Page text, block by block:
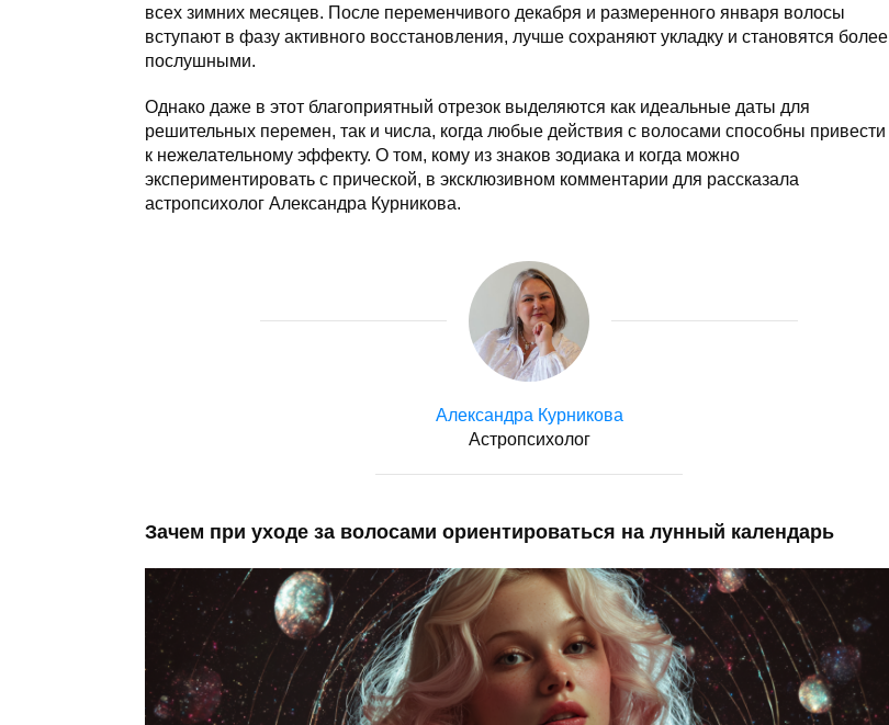
всех зимних месяцев. После переменчивого декабря и размеренного января волосы
вступают в фазу активного восстановления, лучше сохраняют укладку и становятся более
послушными.
Однако даже в этот благоприятный отрезок выделяются как идеальные даты для
решительных перемен, так и числа, когда любые действия с волосами способны привести
к нежелательному эффекту. О том, кому из знаков зодиака и когда можно
экспериментировать с прической, в эксклюзивном комментарии для рассказала
астропсихолог Александра Курникова.
Александра Курникова
Астропсихолог
Зачем при уходе за волосами ориентироваться на лунный календарь